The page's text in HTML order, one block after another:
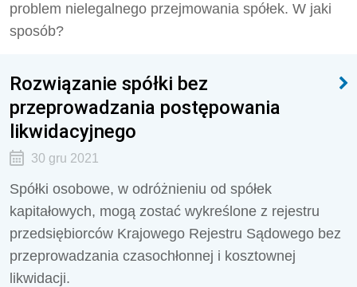
problem nielegalnego przejmowania spółek. W jaki
sposób?
Rozwiązanie spółki bez
przeprowadzania postępowania
likwidacyjnego
30 gru 2021
Spółki osobowe, w odróżnieniu od spółek
kapitałowych, mogą zostać wykreślone z rejestru
przedsiębiorców Krajowego Rejestru Sądowego bez
przeprowadzania czasochłonnej i kosztownej
likwidacji.